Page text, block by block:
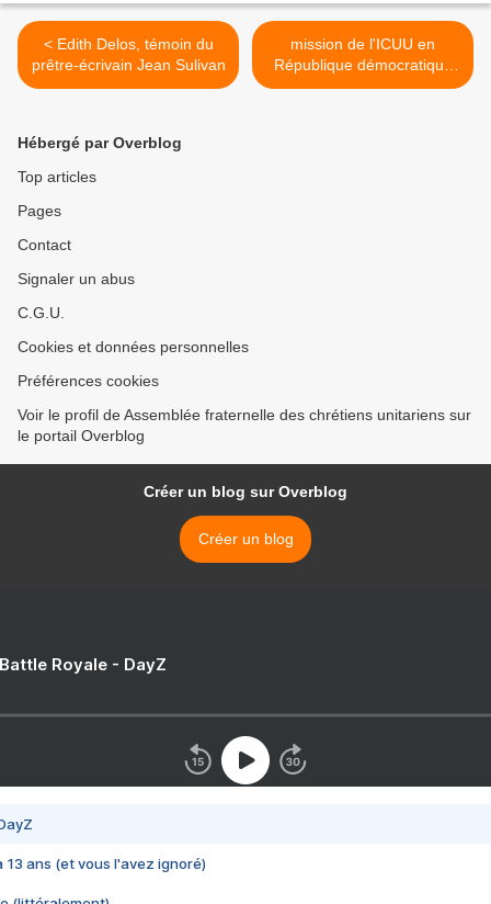
< Edith Delos, témoin du
prêtre-écrivain Jean Sulivan
mission de l'ICUU en
République démocratique
du Congo >
Hébergé par Overblog
Top articles
Pages
Contact
Signaler un abus
C.G.U.
Cookies et données personnelles
Préférences cookies
Voir le profil de Assemblée fraternelle des chrétiens unitariens sur
le portail Overblog
Créer un blog sur Overblog
Créer un blog
Royale - DayZ
13 ans (et vous l'avez ignoré)